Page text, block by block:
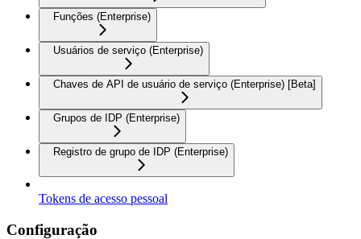
Funções (Enterprise)
Usuários de serviço (Enterprise)
Chaves de API de usuário de serviço (Enterprise) [Beta]
Grupos de IDP (Enterprise)
Registro de grupo de IDP (Enterprise)
Tokens de acesso pessoal
Configuração